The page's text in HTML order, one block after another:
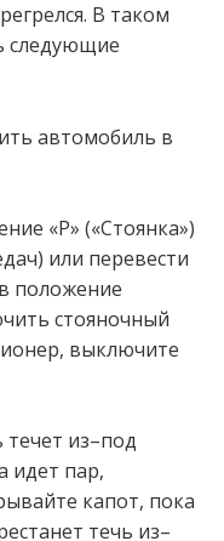
В таком
следующие
автомобиль в
«Р» («Стоянка»)
или перевести
положение
стояночный
выключите
из–под
идет пар,
капот, пока
течь из–